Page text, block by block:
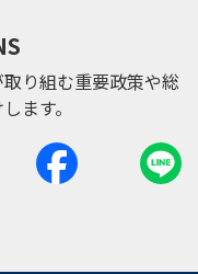
り組む重要政策や総
ます。